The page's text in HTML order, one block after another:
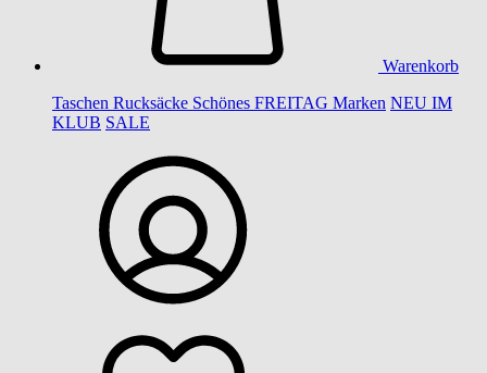
Warenkorb
Taschen Rucksäcke Schönes FREITAG Marken NEU IM
KLUB SALE